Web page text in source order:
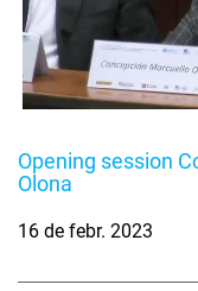
Opening session
Olona
16 de febr. 2023